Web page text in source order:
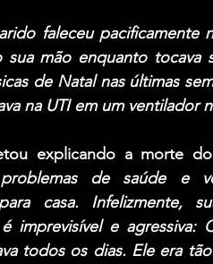
faleceu
sua mão enquanto tocava
de Natal nas últimas
na UTI em um ventilador
explicando a morte
problemas de saúde e
casa. Infelizmente,
imprevisível e agressiva:
todos os dias. Ele era